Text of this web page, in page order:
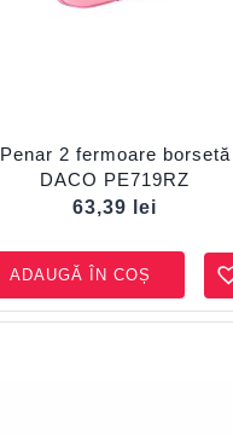
Penar 2 fermoare borsetă
DACO PE719RZ
63,39
lei
ADAUGĂ ÎN COȘ